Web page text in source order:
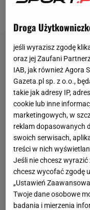
Droga
jeśli wyrazisz zgodę
oraz jej Zaufani
IAB, jak również Agora
Gazeta.pl sp. z o.o.,
takie jak adresy IP,
cookie lub inne
marketingowych, w
reklam dopasowanych
swoich serwisach,
treści w nich
Jeśli nie chcesz
chcesz wycofać zgodę
„Ustawień
Twoje dane osobowe
badania i mierzenia